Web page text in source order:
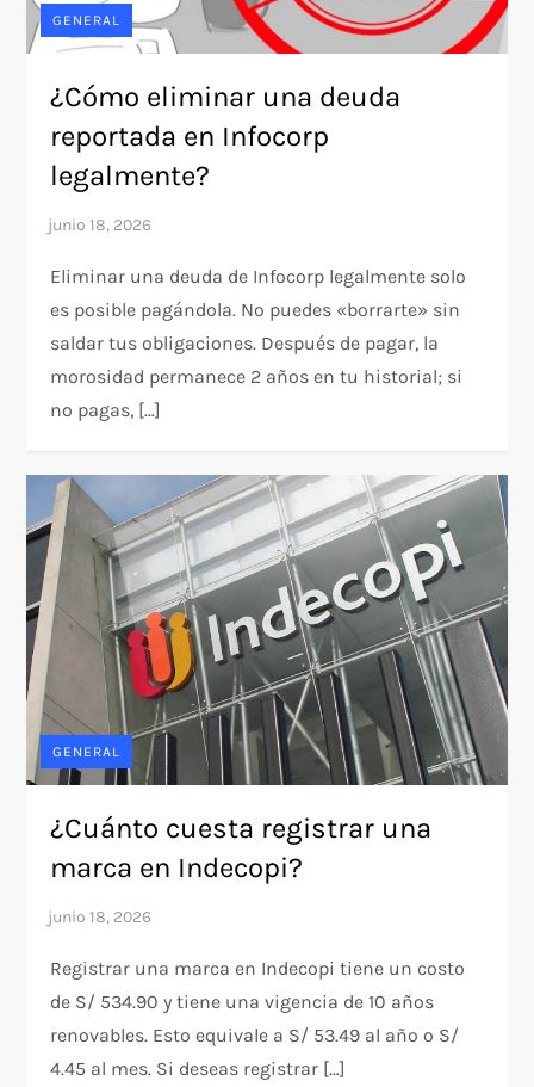
GENERAL
¿Cómo eliminar una deuda
reportada en Infocorp
legalmente?
Eliminar una deuda de Infocorp legalmente solo
es posible pagándola. No puedes «borrarte» sin
saldar tus obligaciones. Después de pagar, la
morosidad permanece 2 años en tu historial; si
no pagas, […]
GENERAL
¿Cuánto cuesta registrar una
marca en Indecopi?
Registrar una marca en Indecopi tiene un costo
de S/ 534.90 y tiene una vigencia de 10 años
renovables. Esto equivale a S/ 53.49 al año o S/
4.45 al mes. Si deseas registrar […]